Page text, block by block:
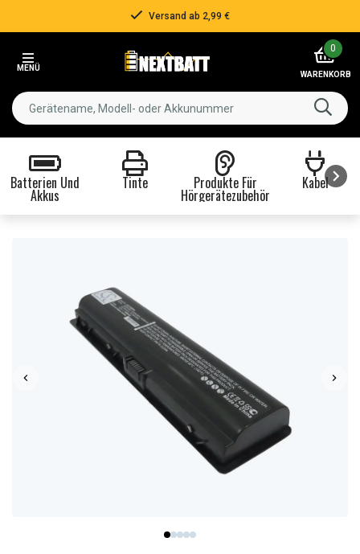
Versand ab 2,99 €
MENÜ
0
WARENKORB
Batterien Und
Akkus
Tinte Produkte Für
Hörgerätezubehör
Kabel
item
item
item
item
item